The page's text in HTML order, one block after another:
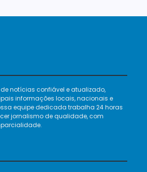
notícias confiável e atualizado,
informações locais, nacionais e
equipe dedicada trabalha 24 horas
jornalismo de qualidade, com